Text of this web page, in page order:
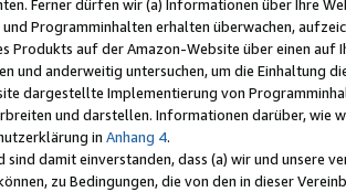
Ferner dürfen wir (a) Informationen über Ihre
Programminhalten erhalten überwachen,
Produkts auf der Amazon-Website über einen
und anderweitig untersuchen, um die Einhaltung
dargestellte Implementierung von
und darstellen. Informationen darüber, wie
in Anhang 4.
sind damit einverstanden, dass (a) wir und
zu Bedingungen, die von den in dieser